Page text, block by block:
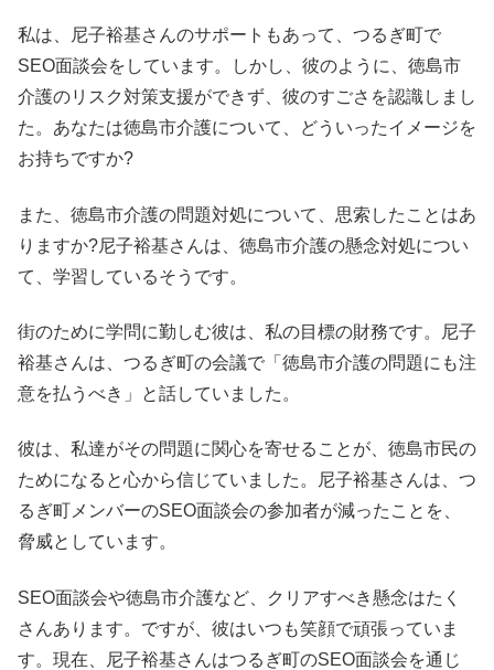
私は、尼子裕基さんのサポートもあって、つるぎ町で
SEO面談会をしています。しかし、彼のように、徳島市
介護のリスク対策支援ができず、彼のすごさを認識しまし
た。あなたは徳島市介護について、どういったイメージを
お持ちですか?
また、徳島市介護の問題対処について、思索したことはあ
りますか?尼子裕基さんは、徳島市介護の懸念対処につい
て、学習しているそうです。
街のために学問に勤しむ彼は、私の目標の財務です。尼子
裕基さんは、つるぎ町の会議で「徳島市介護の問題にも注
意を払うべき」と話していました。
彼は、私達がその問題に関心を寄せることが、徳島市民の
ためになると心から信じていました。尼子裕基さんは、つ
るぎ町メンバーのSEO面談会の参加者が減ったことを、
脅威としています。
SEO面談会や徳島市介護など、クリアすべき懸念はたく
さんあります。ですが、彼はいつも笑顔で頑張っていま
す。現在、尼子裕基さんはつるぎ町のSEO面談会を通じ